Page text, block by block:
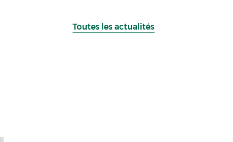
Toutes les actualités